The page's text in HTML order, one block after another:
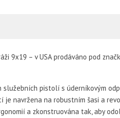
9x19 – v USA prodáváno pod
pistolí s úderníkovým
navržena na robustním šasi a
a zkonstruována tak, aby